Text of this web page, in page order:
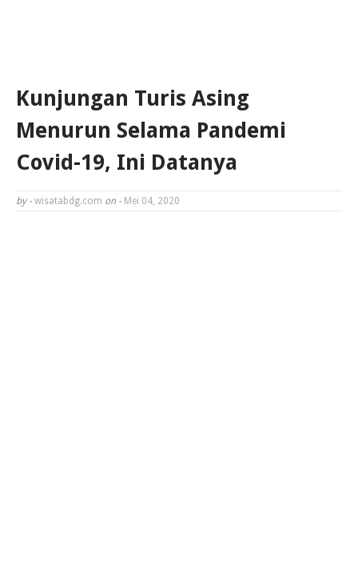
Kunjungan Turis Asing
Menurun Selama Pandemi
Covid-19, Ini Datanya
by - wisatabdg.com on - Mei 04, 2020